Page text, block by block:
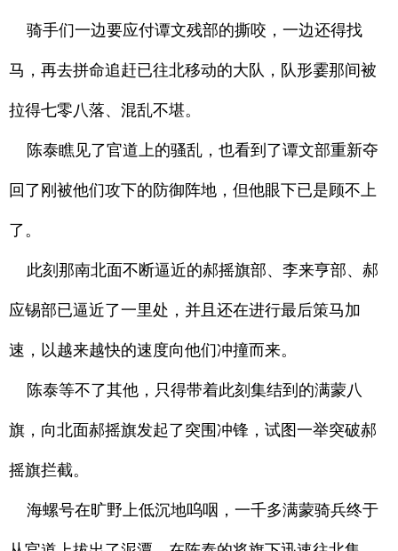
骑手们一边要应付谭文残部的撕咬，一边还得找
马，再去拼命追赶已往北移动的大队，队形霎那间被
拉得七零八落、混乱不堪。
陈泰瞧见了官道上的骚乱，也看到了谭文部重新夺
回了刚被他们攻下的防御阵地，但他眼下已是顾不上
了。
此刻那南北面不断逼近的郝摇旗部、李来亨部、郝
应锡部已逼近了一里处，并且还在进行最后策马加
速，以越来越快的速度向他们冲撞而来。
陈泰等不了其他，只得带着此刻集结到的满蒙八
旗，向北面郝摇旗发起了突围冲锋，试图一举突破郝
摇旗拦截。
海螺号在旷野上低沉地呜咽，一千多满蒙骑兵终于